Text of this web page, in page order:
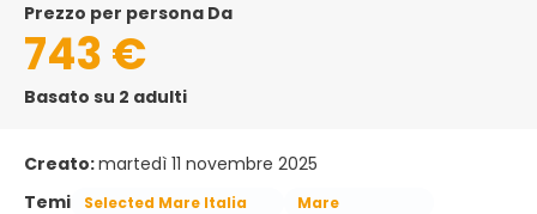
Prezzo per persona Da
743 €
Basato su 2 adulti
Creato:martedì 11 novembre 2025
Temi
Selected Mare Italia Mare